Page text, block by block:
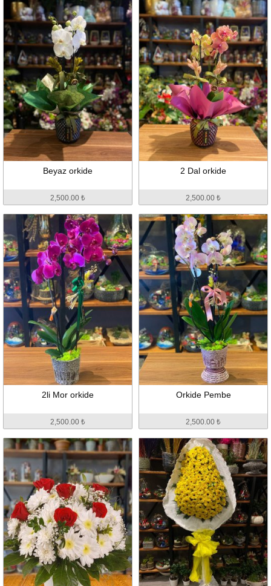
Beyaz orkide
2,500.00 ₺
2 Dal orkide
2,500.00 ₺
2li Mor orkide
2,500.00 ₺
Orkide Pembe
2,500.00 ₺